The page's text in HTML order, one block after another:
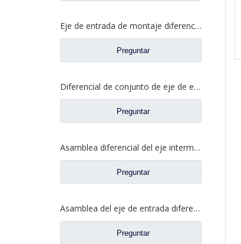
Eje de entrada de montaje diferencial para piezas de repuesto de camión de eje Saic Hongyan Genlyon H6A WS2510C201/3 2510-0110
Preguntar
Diferencial de conjunto de eje de entrada para piezas de repuesto de camión de eje de alta torsión Saic Hongyan 2510-0110-5801271495
Preguntar
Asamblea diferencial del eje intermedio para los prats de repuesto del camión de Dongfeng 460 2502ZAS01-415-ZC
Preguntar
Asamblea del eje de entrada diferenciada para los recambios autos 81.35100.6593 del camión de Shacman Delong
Preguntar